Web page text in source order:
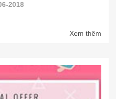
2018
Xem thêm